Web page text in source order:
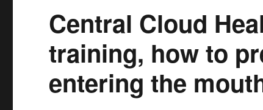
Central Cloud
training, how to
entering the